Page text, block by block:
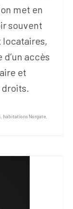
met en
souvent
locataires,
accès
et
, habitations Norgate,